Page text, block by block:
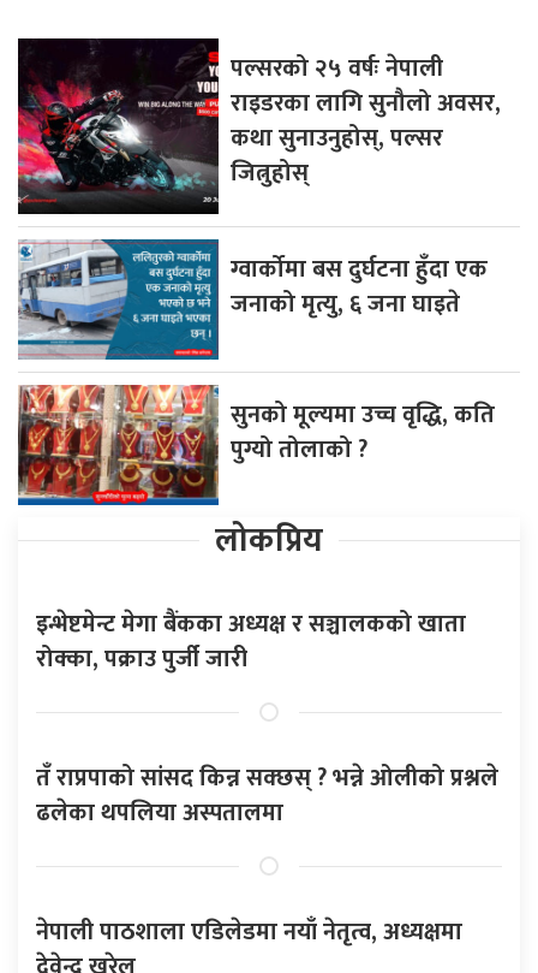
पल्सरको २५ वर्षः नेपाली
राइडरका लागि सुनौलो अवसर,
कथा सुनाउनुहोस्, पल्सर
जित्नुहोस्
ग्वार्कोमा बस दुर्घटना हुँदा एक
जनाको मृत्यु, ६ जना घाइते
सुनको मूल्यमा उच्च वृद्धि, कति
पुग्यो तोलाको ?
लोकप्रिय
इन्भेष्टमेन्ट मेगा बैंकका अध्यक्ष र सञ्चालकको खाता
रोक्का, पक्राउ पुर्जी जारी
तँ राप्रपाको सांसद किन्न सक्छस् ? भन्ने ओलीको प्रश्नले
ढलेका थपलिया अस्पतालमा
नेपाली पाठशाला एडिलेडमा नयाँ नेतृत्व, अध्यक्षमा